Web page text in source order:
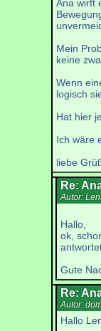
Ana wirft
Mein
keine
Wenn
logisch
Hat hier
Ich wäre
liebe
Re:
Autor:
Hallo,
ok,
Gute
Re:
Autor:
Hallo